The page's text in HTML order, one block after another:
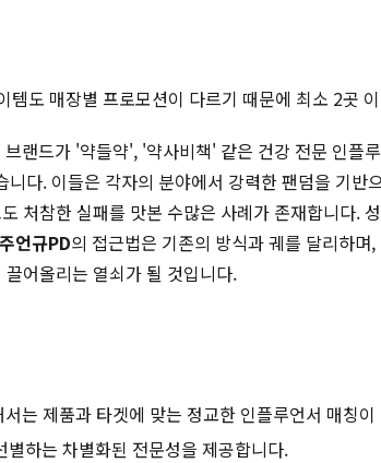
도 매장별 프로모션이 다르기 때문에 최소 2곳
랜드가 '약들약', '약사비책' 같은 건강 전문 인플
다. 이들은 각자의 분야에서 강력한 팬덤을 기반
처참한 실패를 맛본 수많은 사례가 존재합니다.
주언규PD의 접근법은 기존의 방식과 궤를 달리하
끌어올리는 열쇠가 될 것입니다.
는 제품과 타겟에 맞는 정교한 인플루언서 매칭
하는 차별화된 전문성을 제공합니다.